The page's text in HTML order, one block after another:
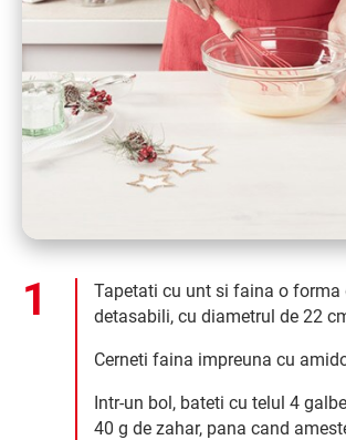
Tapetati cu unt si faina o forma
detasabili, cu diametrul de 22
Cerneti faina impreuna cu
Intr-un bol, bateti cu telul 4
40 g de zahar, pana cand